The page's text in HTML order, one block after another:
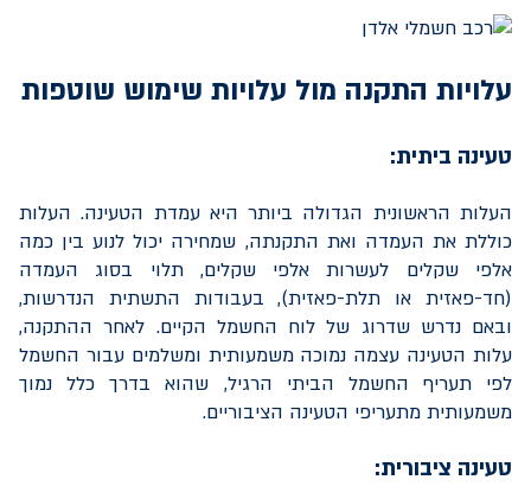
עלויות התקנה מול עלויות שימוש שוטפות
טעינה ביתית:
העלות הראשונית הגדולה ביותר היא עמדת הטעינה. העלות
כוללת את העמדה ואת התקנתה, שמחירה יכול לנוע בין כמה
אלפי שקלים לעשרות אלפי שקלים, תלוי בסוג העמדה
(חד-פאזית או תלת-פאזית), בעבודות התשתית הנדרשות,
ובאם נדרש שדרוג של לוח החשמל הקיים. לאחר ההתקנה,
עלות הטעינה עצמה נמוכה משמעותית ומשלמים עבור החשמל
לפי תעריף החשמל הביתי הרגיל, שהוא בדרך כלל נמוך
משמעותית מתעריפי הטעינה הציבוריים.
טעינה ציבורית: